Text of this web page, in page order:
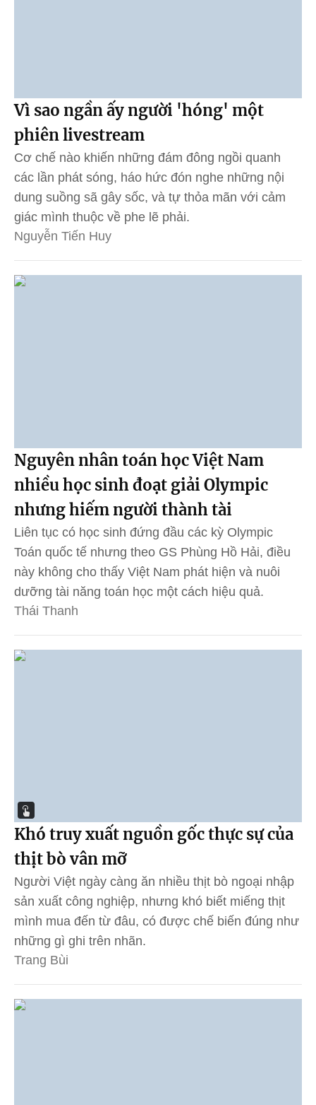
Vì sao ngần ấy người 'hóng' một
phiên livestream
Cơ chế nào khiến những đám đông ngồi quanh
các lần phát sóng, háo hức đón nghe những nội
dung suồng sã gây sốc, và tự thỏa mãn với cảm
giác mình thuộc về phe lẽ phải.
Nguyễn Tiến Huy
Nguyên nhân toán học Việt Nam
nhiều học sinh đoạt giải Olympic
nhưng hiếm người thành tài
Liên tục có học sinh đứng đầu các kỳ Olympic
Toán quốc tế nhưng theo GS Phùng Hồ Hải, điều
này không cho thấy Việt Nam phát hiện và nuôi
dưỡng tài năng toán học một cách hiệu quả.
Thái Thanh
Khó truy xuất nguồn gốc thực sự của
thịt bò vân mỡ
Người Việt ngày càng ăn nhiều thịt bò ngoại nhập
sản xuất công nghiệp, nhưng khó biết miếng thịt
mình mua đến từ đâu, có được chế biến đúng như
những gì ghi trên nhãn.
Trang Bùi